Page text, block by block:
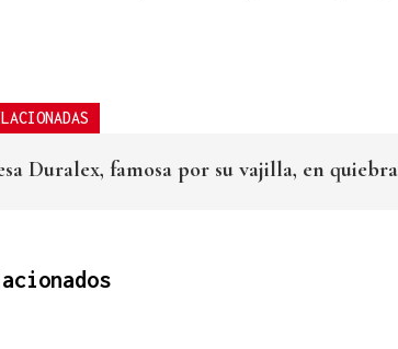
Duralex, famosa por su vajilla, en quiebra